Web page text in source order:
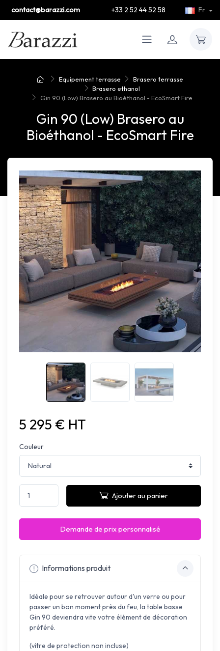
contact@barazzi.com +33 2 52 44 52 58 Fr
Equipement terrasse
Brasero terrasse
Brasero ethanol
Gin 90 (Low) Brasero au Bioéthanol - EcoSmart Fire
Gin 90 (Low) Brasero au
Bioéthanol - EcoSmart Fire
5 295 € HT
Couleur
Ajouter au panier
Demande de prix personnalisé
Informations produit
Idéale pour se retrouver autour d'un verre ou pour
passer un bon moment près du feu, la table basse
Gin 90 deviendra vite votre élément de décoration
préféré.
(vitre de protection non incluse)